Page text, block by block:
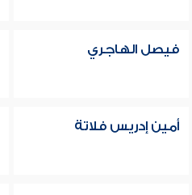
فيصل الهاجري
أمين إدريس فلاتة